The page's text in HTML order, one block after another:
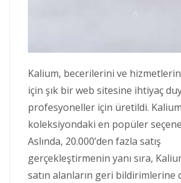
Kalium, becerilerini ve
için şık bir web sitesine ihtiyaç
profesyoneller için üretildi.
koleksiyondaki en popüler
Aslında, 20.000’den fazla satış
gerçekleştirmenin yanı sıra,
satın alanların geri bildirimlerine